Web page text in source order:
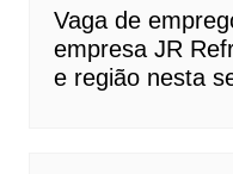
Vaga de
empresa JR
e região nesta